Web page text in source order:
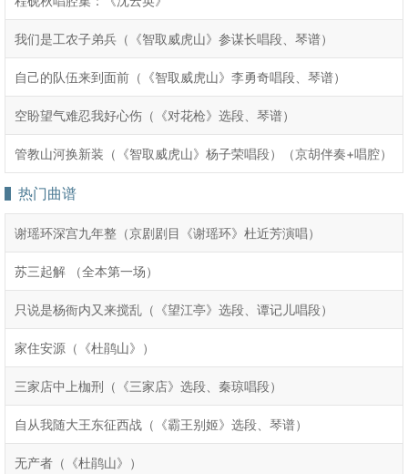
我们是工农子弟兵（《智取威虎山》参谋长唱段、琴谱）
自己的队伍来到面前（《智取威虎山》李勇奇唱段、琴谱）
空盼望气难忍我好心伤（《对花枪》选段、琴谱）
管教山河换新装（《智取威虎山》杨子荣唱段）（京胡伴奏+唱腔）
热门曲谱
谢瑶环深宫九年整（京剧剧目《谢瑶环》杜近芳演唱）
苏三起解 （全本第一场）
只说是杨衙内又来搅乱（《望江亭》选段、谭记儿唱段）
家住安源（《杜鹃山》）
三家店中上枷刑（《三家店》选段、秦琼唱段）
自从我随大王东征西战（《霸王别姬》选段、琴谱）
无产者（《杜鹃山》）